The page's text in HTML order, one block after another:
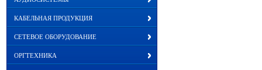
КАБЕЛЬНАЯ ПРОДУКЦИЯ
СЕТЕВОЕ ОБОРУДОВАНИЕ
ОРГТЕХНИКА